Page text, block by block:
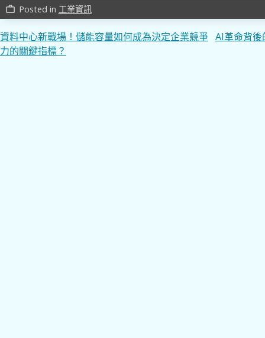
work_outline Posted in 工業資訊
文
章
資料中心新戰場！儲能容量如何成為決定企業競爭
力的關鍵指標？
AI革命背